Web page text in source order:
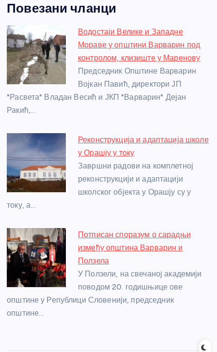
c
e
b
o
o
k
ss
e
n
g
er
itt er at
s
A
p
p
a
g
e
e
st
e
Повезани чланци
Водостаји Велике и Западне
Мораве у општини Варварин под
контролом, клизиште у Маренову
Председник Општине Варварин
Војкан Павић, директори ЈП
"Расвета" Владан Весић и ЈКП "Варварин" Дејан
Ракић,…
Реконструкција и адаптација школе
у Орашју у току
Завршни радови на комплетној
реконструкцији и адаптацији
школског објекта у Орашју су у
току, а…
Потписан споразум о сарадњи
између општина Варварин и
Ползела
У Ползели, на свечаној академији
поводом 20. годишњице ове
општине у Републици Словенији, председник
општине…